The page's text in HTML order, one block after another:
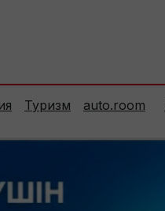
Туризм auto.room